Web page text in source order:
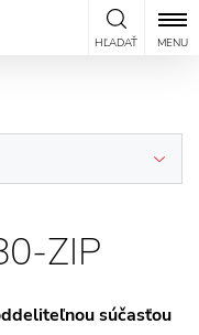
HĽADAŤ MENU
ZIP
súčasťou